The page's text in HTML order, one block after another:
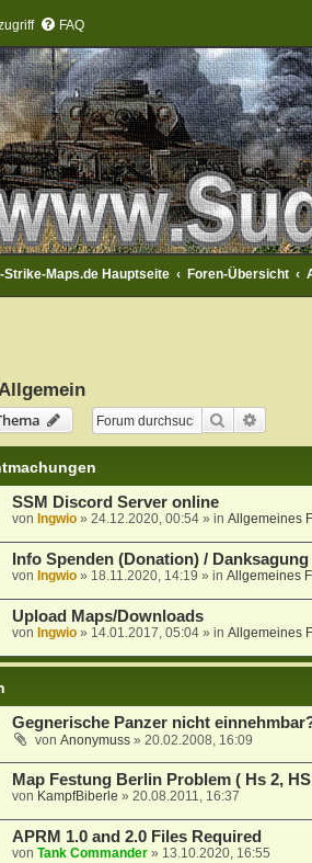
FAQ
Strike-Maps.de Hauptseite Foren-Übersicht
Suche
SSM Discord Server online
von Ingwio» 24.12.2020, 00:54» in Allgemeines
Info Spenden (Donation) /
von Ingwio» 18.11.2020, 14:19 » in Allgemeines
Upload Maps/Downloads
von Ingwio» 14.01.2017, 05:04» in Allgemeines
Gegnerische Panzer nicht
von Anonymuss» 20.02.2008, 16:09
Map Festung Berlin Problem ( Hs 2,
von KampfBiberle » 20.08.2011, 16:37
APRM 1.0 and 2.0 Files Required
von Tank Commander» 13.10.2020, 16:55